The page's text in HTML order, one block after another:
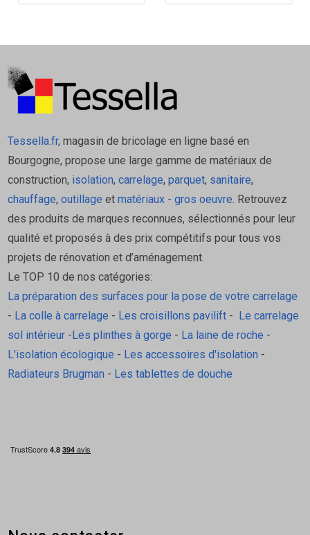
Tessella.fr, magasin de bricolage en ligne basé en
Bourgogne, propose une large gamme de matériaux de
construction, isolation, carrelage, parquet, sanitaire,
chauffage, outillage et matériaux - gros oeuvre. Retrouvez
des produits de marques reconnues, sélectionnés pour leur
qualité et proposés à des prix compétitifs pour tous vos
projets de rénovation et d’aménagement.
Le TOP 10 de nos catégories:
La préparation des surfaces pour la pose de votre carrelage
- La colle à carrelage - Les croisillons pavilift-
Le carrelage
sol intérieur- Les plinthes à gorge - La laine de roche -
L'isolation écologique - Les accessoires d'isolation -
Radiateurs Brugman - Les tablettes de douche